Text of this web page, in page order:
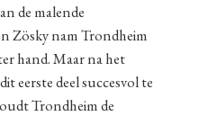
de malende
Zösky nam Trondheim
hand. Maar na het
eerste deel succesvol te
Trondheim de